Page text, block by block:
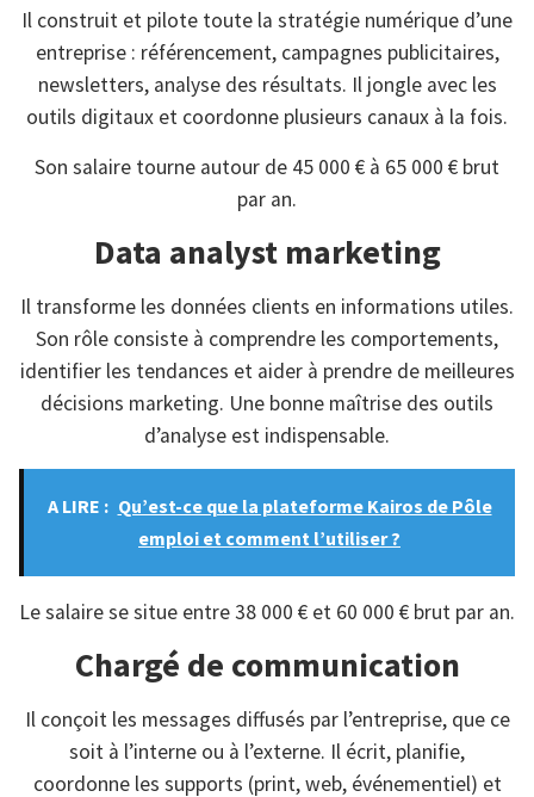
Il construit et pilote toute la stratégie numérique d’une
entreprise : référencement, campagnes publicitaires,
newsletters, analyse des résultats. Il jongle avec les
outils digitaux et coordonne plusieurs canaux à la fois.
Son salaire tourne autour de 45 000 € à 65 000 € brut
par an.
Data analyst marketing
Il transforme les données clients en informations utiles.
Son rôle consiste à comprendre les comportements,
identifier les tendances et aider à prendre de meilleures
décisions marketing. Une bonne maîtrise des outils
d’analyse est indispensable.
A LIRE : Qu’est-ce que la plateforme Kairos de Pôle
emploi et comment l’utiliser ?
Le salaire se situe entre 38 000 € et 60 000 € brut par an.
Chargé de communication
Il conçoit les messages diffusés par l’entreprise, que ce
soit à l’interne ou à l’externe. Il écrit, planifie,
coordonne les supports (print, web, événementiel) et